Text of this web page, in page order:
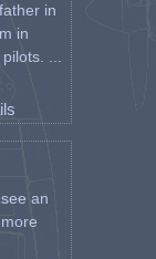
in
in
...
an